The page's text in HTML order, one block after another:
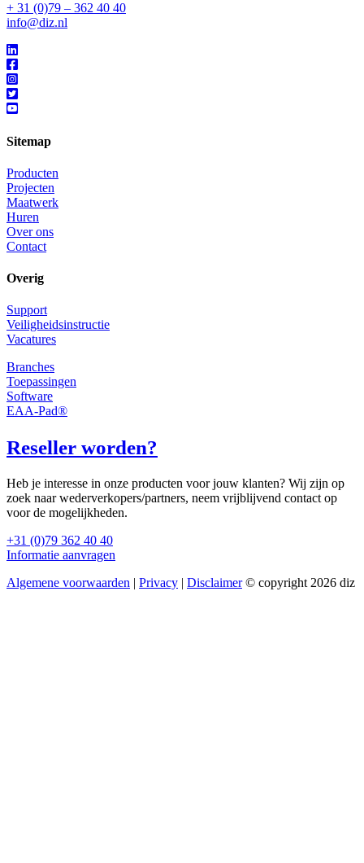
+ 31 (0)79 – 362 40 40
info@diz.nl
Sitemap
Producten
Projecten
Maatwerk
Huren
Over ons
Contact
Overig
Support
Veiligheidsinstructie
Vacatures
Branches
Toepassingen
Software
EAA-Pad®
Reseller worden?
Heb je interesse in onze producten voor jouw klanten? Wij zijn op
zoek naar wederverkopers/partners, neem vrijblijvend contact op
voor de mogelijkheden.
+31 (0)79 362 40 40
Informatie aanvragen
Algemene voorwaarden | Privacy | Disclaimer© copyright 2026 diz